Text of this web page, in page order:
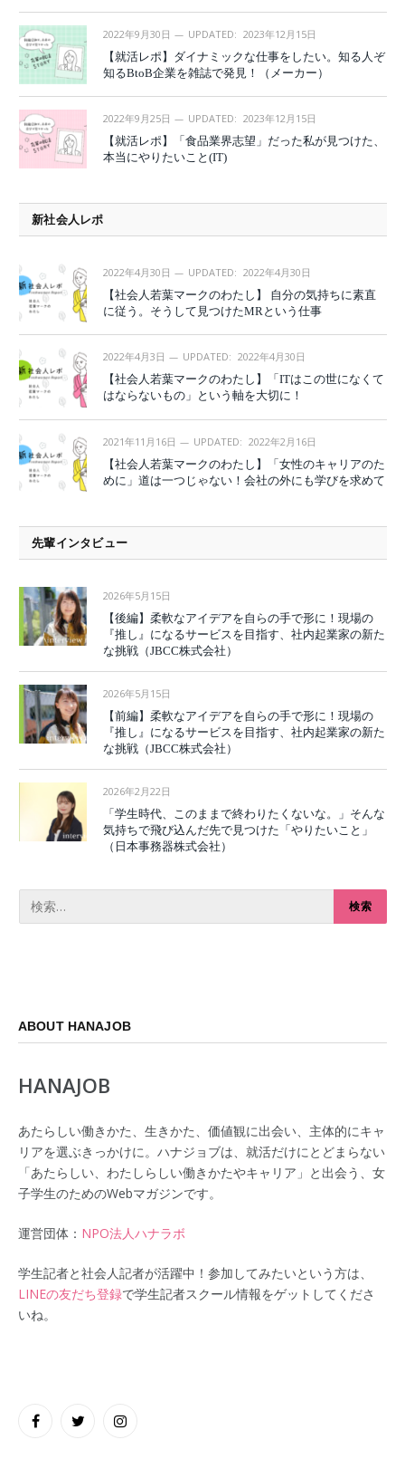
2022年9月30日 UPDATED: 2023年12月15日
【就活レポ】ダイナミックな仕事をしたい。知る人ぞ
知るBtoB企業を雑誌で発見！（メーカー）
2022年9月25日 UPDATED: 2023年12月15日
【就活レポ】「食品業界志望」だった私が見つけた、
本当にやりたいこと(IT)
新社会人レポ
2022年4月30日 UPDATED: 2022年4月30日
【社会人若葉マークのわたし】 自分の気持ちに素直
に従う。そうして見つけたMRという仕事
2022年4月3日 UPDATED: 2022年4月30日
【社会人若葉マークのわたし】「ITはこの世になくて
はならないもの」という軸を大切に！
2021年11月16日 UPDATED: 2022年2月16日
【社会人若葉マークのわたし】「女性のキャリアのた
めに」道は一つじゃない！会社の外にも学びを求めて
先輩インタビュー
2026年5月15日
【後編】柔軟なアイデアを自らの手で形に！現場の
『推し』になるサービスを目指す、社内起業家の新た
な挑戦（JBCC株式会社）
2026年5月15日
【前編】柔軟なアイデアを自らの手で形に！現場の
『推し』になるサービスを目指す、社内起業家の新た
な挑戦（JBCC株式会社）
2026年2月22日
「学生時代、このままで終わりたくないな。」そんな
気持ちで飛び込んだ先で見つけた「やりたいこと」
（日本事務器株式会社）
ABOUT HANAJOB
HANAJOB
あたらしい働きかた、生きかた、価値観に出会い、主体的にキャ
リアを選ぶきっかけに。ハナジョブは、就活だけにとどまらない
「あたらしい、わたしらしい働きかたやキャリア」と出会う、女
子学生のためのWebマガジンです。
運営団体： NPO法人ハナラボ
学生記者と社会人記者が活躍中！参加してみたいという方は、
LINEの友だち登録で学生記者スクール情報をゲットしてくださ
いね。
FacebookTwitter Instagram